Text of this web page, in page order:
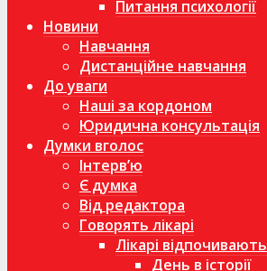
Питання психології
Новини
Навчання
Дистанційне навчання
До уваги
Наші за кордоном
Юридична консультація
Думки вголос
Інтерв’ю
Є думка
Від редактора
Говорять лікарі
Лікарі відпочивають
День в історії